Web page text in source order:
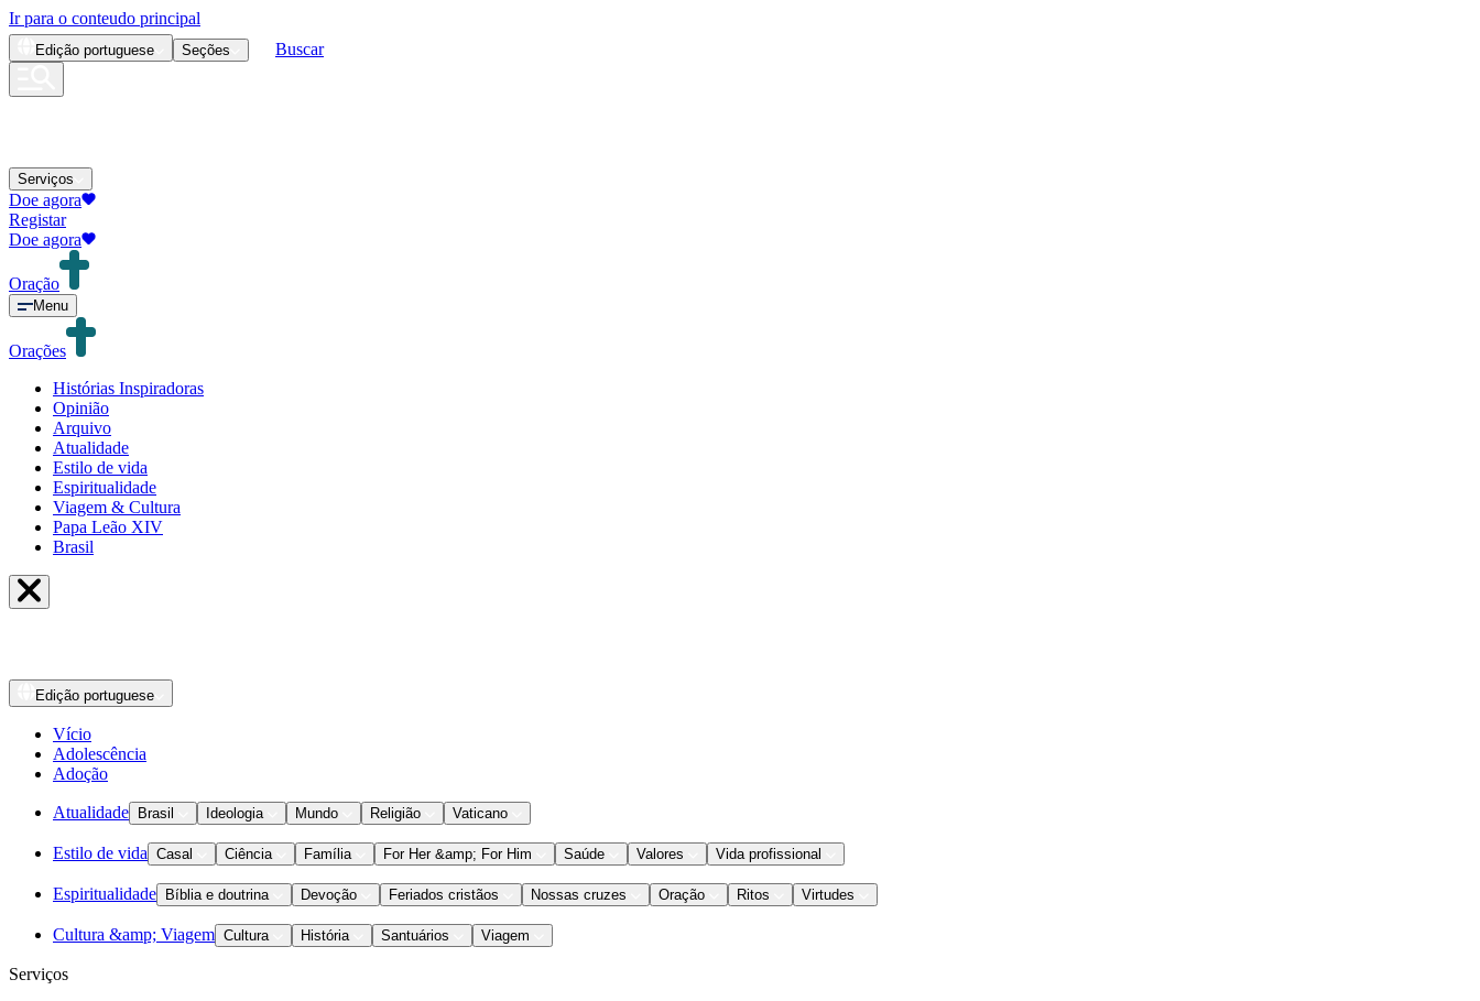
Ir para o conteudo principal
Edição portuguese Seções Buscar
Serviços
Doe agora
Registar
Doe agora
Oração
Menu
Orações
Histórias Inspiradoras
Opinião
Arquivo
Atualidade
Estilo de vida
Espiritualidade
Viagem & Cultura
Papa Leão XIV
Brasil
Edição portuguese
Vício
Adolescência
Adoção
Atualidade Brasil Ideologia Mundo Religião Vaticano
Estilo de vida Casal Ciência Família For Her &amp; For Him Saúde Valores Vida profissional
Espiritualidade Bíblia e doutrina Devoção Feriados cristãos Nossas cruzes Oração Ritos Virtudes
Cultura &amp; Viagem Cultura História Santuários Viagem
Serviços